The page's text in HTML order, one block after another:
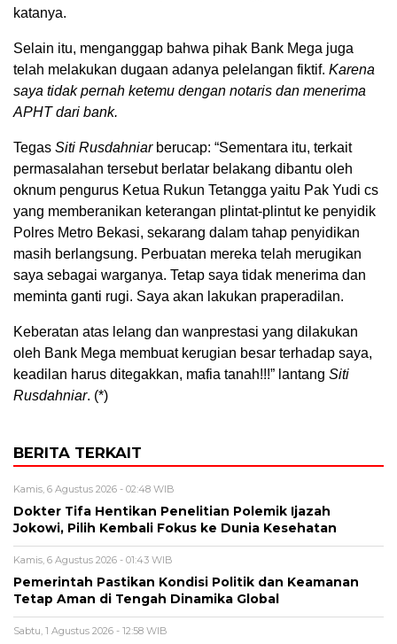
katanya.
Selain itu, menganggap bahwa pihak Bank Mega juga
telah melakukan dugaan adanya pelelangan fiktif. Karena
saya tidak pernah ketemu dengan notaris dan menerima
APHT dari bank.
Tegas Siti Rusdahniarberucap: “Sementara itu, terkait
permasalahan tersebut berlatar belakang dibantu oleh
oknum pengurus Ketua Rukun Tetangga yaitu Pak Yudi cs
yang memberanikan keterangan plintat-plintut ke penyidik
Polres Metro Bekasi, sekarang dalam tahap penyidikan
masih berlangsung. Perbuatan mereka telah merugikan
saya sebagai warganya. Tetap saya tidak menerima dan
meminta ganti rugi. Saya akan lakukan praperadilan.
Keberatan atas lelang dan wanprestasi yang dilakukan
oleh Bank Mega membuat kerugian besar terhadap saya,
keadilan harus ditegakkan, mafia tanah!!!” lantang Siti
Rusdahniar. (*)
BERITA TERKAIT
Kamis, 6 Agustus 2026 - 02:48 WIB
Dokter Tifa Hentikan Penelitian Polemik Ijazah
Jokowi, Pilih Kembali Fokus ke Dunia Kesehatan
Kamis, 6 Agustus 2026 - 01:43 WIB
Pemerintah Pastikan Kondisi Politik dan Keamanan
Tetap Aman di Tengah Dinamika Global
Sabtu, 1 Agustus 2026 - 12:58 WIB